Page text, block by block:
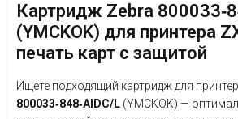
Картридж Zebra
(YMCKOK) для принтера
печать карт с защитой
Ищете подходящий картридж для
800033‑848‑AIDC/L (YMCKOK) —